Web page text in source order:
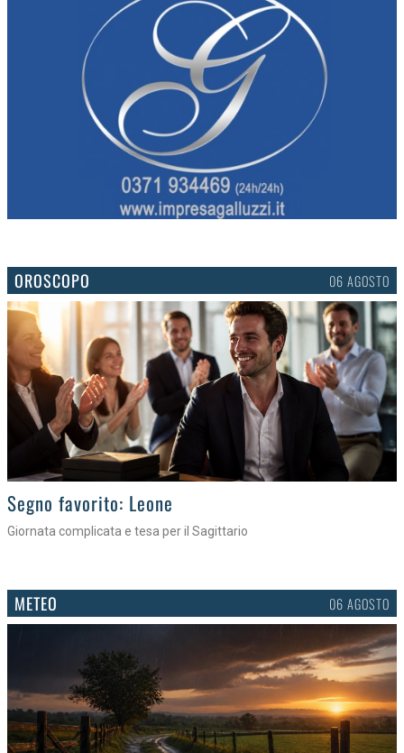
OROSCOPO 06 AGOSTO
>
Segno favorito: Leone
Giornata complicata e tesa per il Sagittario
METEO 06 AGOSTO